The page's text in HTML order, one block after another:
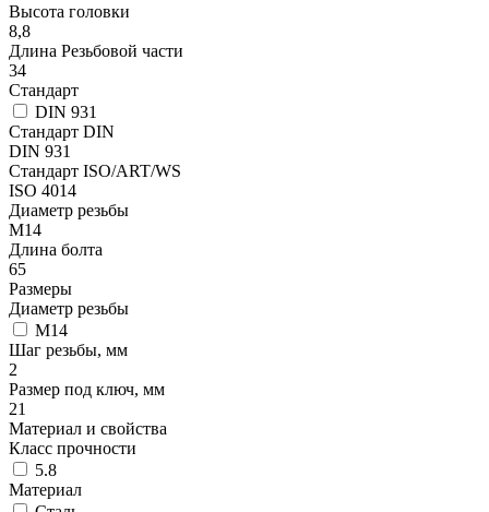
Высота головки
8,8
Длина Резьбовой части
34
Стандарт
DIN 931
Стандарт DIN
DIN 931
Стандарт ISO/ART/WS
ISO 4014
Диаметр резьбы
М14
Длина болта
65
Размеры
Диаметр резьбы
М14
Шаг резьбы, мм
2
Размер под ключ, мм
21
Материал и свойства
Класс прочности
5.8
Материал